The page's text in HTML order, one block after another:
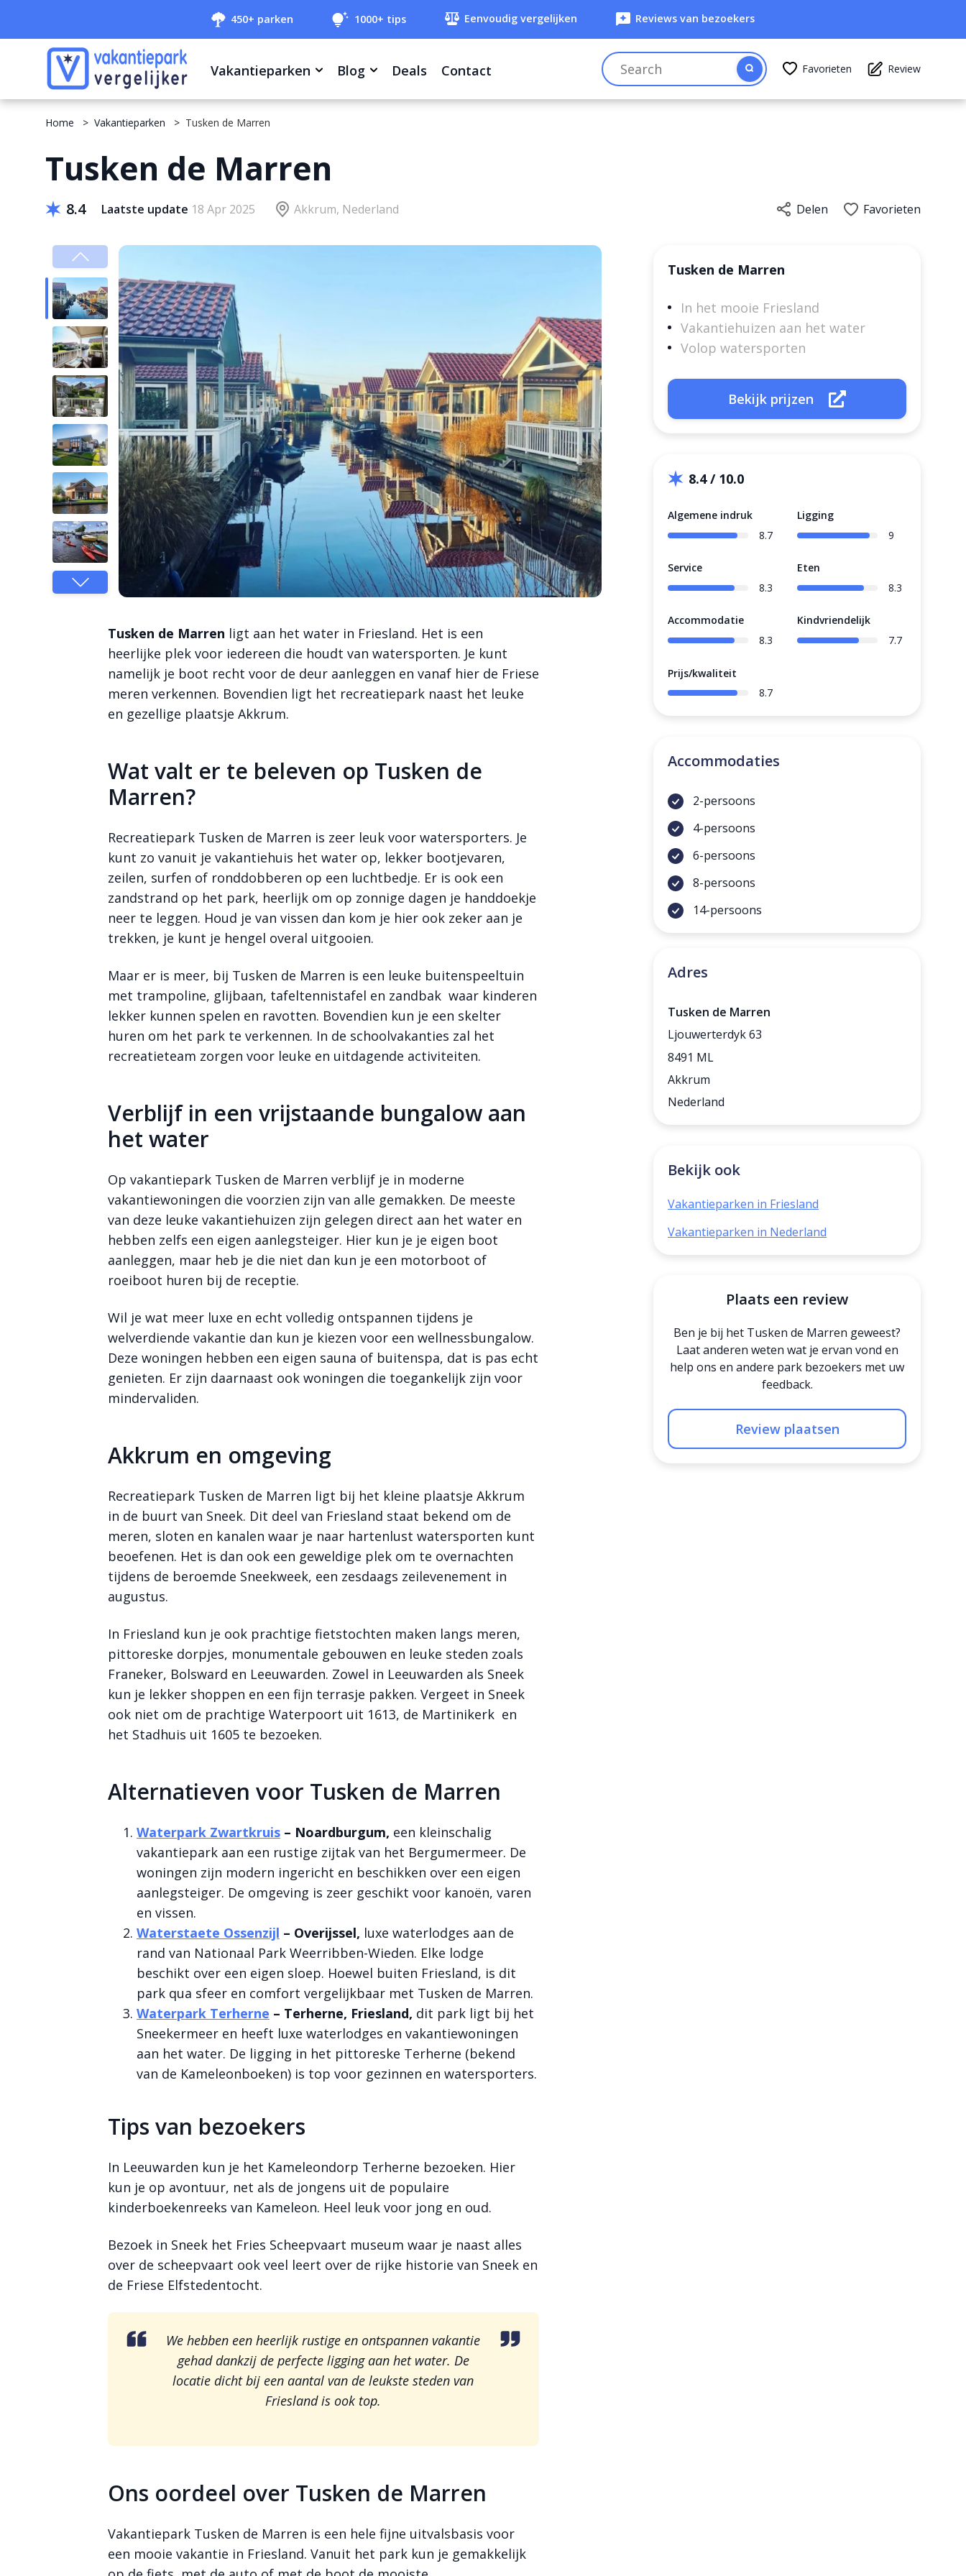
450+ parken 1000+ tips Eenvoudig vergelijken Reviews van bezoekers
Vakantieparken Blog Deals Contact Favorieten Review
Home Vakantieparken Tusken de Marren
Tusken de Marren
8.4 Laatste update 18 Apr 2025 Akkrum, Nederland Delen Favorieten
Tusken de Marren ligt aan het water in Friesland. Het is een
heerlijke plek voor iedereen die houdt van watersporten. Je kunt
namelijk je boot recht voor de deur aanleggen en vanaf hier de Friese
meren verkennen. Bovendien ligt het recreatiepark naast het leuke
en gezellige plaatsje Akkrum.
Wat valt er te beleven op Tusken de
Marren?
Recreatiepark Tusken de Marren is zeer leuk voor watersporters. Je
kunt zo vanuit je vakantiehuis het water op, lekker bootjevaren,
zeilen, surfen of ronddobberen op een luchtbedje. Er is ook een
zandstrand op het park, heerlijk om op zonnige dagen je handdoekje
neer te leggen. Houd je van vissen dan kom je hier ook zeker aan je
trekken, je kunt je hengel overal uitgooien.
Maar er is meer, bij Tusken de Marren is een leuke buitenspeeltuin
met trampoline, glijbaan, tafeltennistafel en zandbak waar kinderen
lekker kunnen spelen en ravotten. Bovendien kun je een skelter
huren om het park te verkennen. In de schoolvakanties zal het
recreatieteam zorgen voor leuke en uitdagende activiteiten.
Verblijf in een vrijstaande bungalow aan
het water
Op vakantiepark Tusken de Marren verblijf je in moderne
vakantiewoningen die voorzien zijn van alle gemakken. De meeste
van deze leuke vakantiehuizen zijn gelegen direct aan het water en
hebben zelfs een eigen aanlegsteiger. Hier kun je je eigen boot
aanleggen, maar heb je die niet dan kun je een motorboot of
roeiboot huren bij de receptie.
Wil je wat meer luxe en echt volledig ontspannen tijdens je
welverdiende vakantie dan kun je kiezen voor een wellnessbungalow.
Deze woningen hebben een eigen sauna of buitenspa, dat is pas echt
genieten. Er zijn daarnaast ook woningen die toegankelijk zijn voor
mindervaliden.
Akkrum en omgeving
Recreatiepark Tusken de Marren ligt bij het kleine plaatsje Akkrum
in de buurt van Sneek. Dit deel van Friesland staat bekend om de
meren, sloten en kanalen waar je naar hartenlust watersporten kunt
beoefenen. Het is dan ook een geweldige plek om te overnachten
tijdens de beroemde Sneekweek, een zesdaags zeilevenement in
augustus.
In Friesland kun je ook prachtige fietstochten maken langs meren,
pittoreske dorpjes, monumentale gebouwen en leuke steden zoals
Franeker, Bolsward en Leeuwarden. Zowel in Leeuwarden als Sneek
kun je lekker shoppen en een fijn terrasje pakken. Vergeet in Sneek
ook niet om de prachtige Waterpoort uit 1613, de Martinikerk en
het Stadhuis uit 1605 te bezoeken.
Alternatieven voor Tusken de Marren
Waterpark Zwartkruis– Noardburgum, een kleinschalig
vakantiepark aan een rustige zijtak van het Bergumermeer. De
woningen zijn modern ingericht en beschikken over een eigen
aanlegsteiger. De omgeving is zeer geschikt voor kanoën, varen
en vissen.
Waterstaete Ossenzijl – Overijssel, luxe waterlodges aan de
rand van Nationaal Park Weerribben-Wieden. Elke lodge
beschikt over een eigen sloep. Hoewel buiten Friesland, is dit
park qua sfeer en comfort vergelijkbaar met Tusken de Marren.
Waterpark Terherne – Terherne, Friesland, dit park ligt bij het
Sneekermeer en heeft luxe waterlodges en vakantiewoningen
aan het water. De ligging in het pittoreske Terherne (bekend
van de Kameleonboeken) is top voor gezinnen en watersporters.
Tips van bezoekers
In Leeuwarden kun je het Kameleondorp Terherne bezoeken. Hier
kun je op avontuur, net als de jongens uit de populaire
kinderboekenreeks van Kameleon. Heel leuk voor jong en oud.
Bezoek in Sneek het Fries Scheepvaart museum waar je naast alles
over de scheepvaart ook veel leert over de rijke historie van Sneek en
de Friese Elfstedentocht.
We hebben een heerlijk rustige en ontspannen vakantie
gehad dankzij de perfecte ligging aan het water. De
locatie dicht bij een aantal van de leukste steden van
Friesland is ook top.
Ons oordeel over Tusken de Marren
Vakantiepark Tusken de Marren is een hele fijne uitvalsbasis voor
een mooie vakantie in Friesland. Vanuit het park kun je gemakkelijk
Tusken de Marren
In het mooie Friesland
Vakantiehuizen aan het water
Volop watersporten
Bekijk prijzen
8.4 / 10.0
Algemene indruk
8.7
Ligging
9
Service
8.3
Eten
8.3
Accommodatie
8.3
Kindvriendelijk
7.7
Prijs/kwaliteit
8.7
Accommodaties
2-persoons
4-persoons
6-persoons
8-persoons
14-persoons
Adres
Tusken de Marren
Ljouwerterdyk 63
8491 ML
Akkrum
Nederland
Bekijk ook
Vakantieparken in Friesland
Vakantieparken in Nederland
Plaats een review
Ben je bij het Tusken de Marren geweest?
Laat anderen weten wat je ervan vond en
help ons en andere park bezoekers met uw
feedback.
Review plaatsen